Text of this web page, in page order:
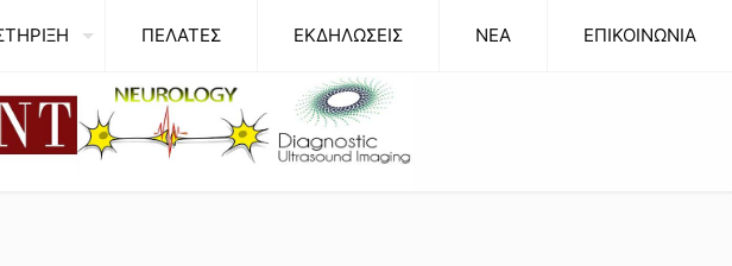
ΠΕΛΑΤΕΣ ΕΚΔΗΛΩΣΕΙΣ NEA ΕΠΙΚΟΙΝΩΝΙΑ